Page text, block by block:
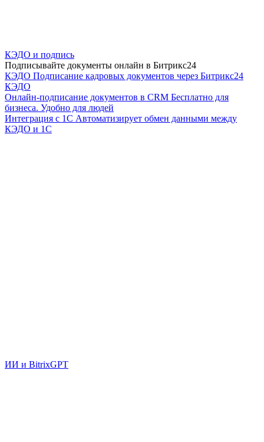
КЭДО и подпись
Подписывайте документы онлайн в Битрикс24
КЭДО Подписание кадровых документов через Битрикс24
КЭДО
Онлайн-подписание документов в CRM Бесплатно для
бизнеса. Удобно для людей
Интеграция с 1С Автоматизирует обмен данными между
КЭДО и 1С
ИИ и BitrixGPT